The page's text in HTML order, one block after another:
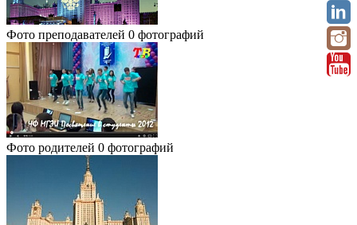
Фото преподавателей 0 фотографий
Фото родителей 0 фотографий